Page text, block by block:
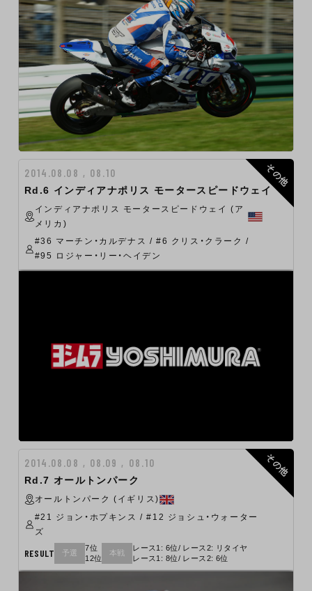
2014.08.08 , 08.10
Rd.6 インディアナポリス モータースピードウェイ
インディアナポリス モータースピードウェイ (ア
メリカ)
#36 マーチン・カルデナス / #6 クリス・クラーク /
#95 ロジャー・リー・ヘイデン
その他
2014.08.08 , 08.09 , 08.10
Rd.7 オールトンパーク
オールトンパーク (イギリス)
#21 ジョン・ホプキンス / #12 ジョシュ・ウォーター
ズ
RESULT 予選
7位
12位
本戦
レース1: 6位/ レース2: リタイヤ
レース1: 8位/ レース2: 6位
その他